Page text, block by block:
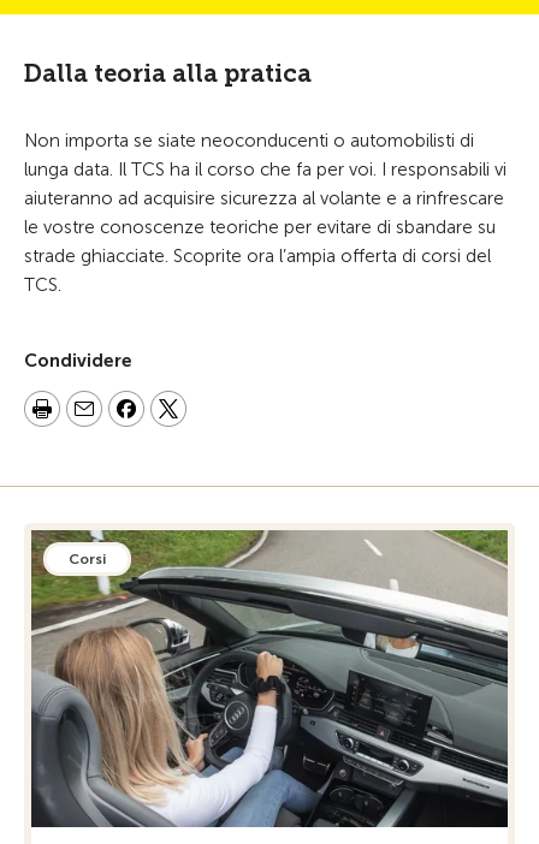
Dalla teoria alla pratica
Non importa se siate neoconducenti o automobilisti di
lunga data. Il TCS ha il corso che fa per voi. I responsabili vi
aiuteranno ad acquisire sicurezza al volante e a rinfrescare
le vostre conoscenze teoriche per evitare di sbandare su
strade ghiacciate. Scoprite ora l’ampia offerta di corsi del
TCS.
Condividere
Corsi